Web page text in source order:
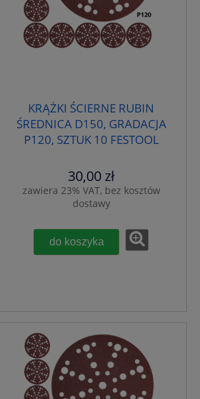
KRĄŻKI ŚCIERNE RUBIN
ŚREDNICA D150, GRADACJA
P120, SZTUK 10 FESTOOL
30,00 zł
zawiera 23% VAT, bez kosztów
dostawy
do koszyka